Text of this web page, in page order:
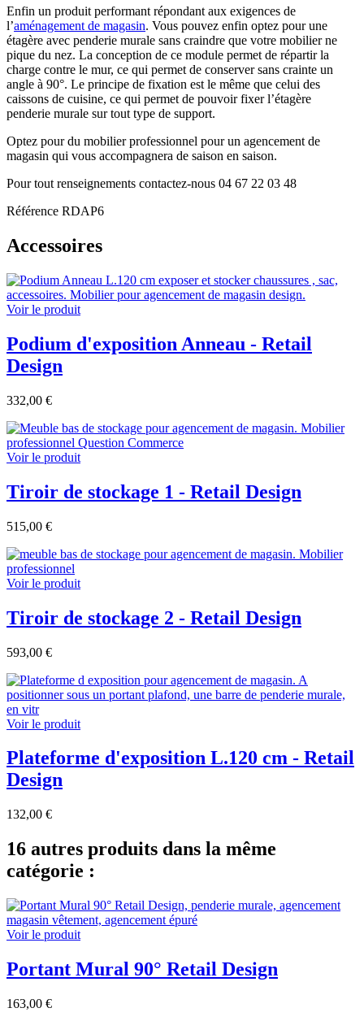
Enfin un produit performant répondant aux exigences de
l’aménagement de magasin. Vous pouvez enfin optez pour une
étagère avec penderie murale sans craindre que votre mobilier ne
pique du nez. La conception de ce module permet de répartir la
charge contre le mur, ce qui permet de conserver sans crainte un
angle à 90°. Le principe de fixation est le même que celui des
caissons de cuisine, ce qui permet de pouvoir fixer l’étagère
penderie murale sur tout type de support.
Optez pour du mobilier professionnel pour un agencement de
magasin qui vous accompagnera de saison en saison.
Pour tout renseignements contactez-nous 04 67 22 03 48
Référence RDAP6
Accessoires
Voir le produit
Podium d'exposition Anneau - Retail
Design
332,00 €
Voir le produit
Tiroir de stockage 1 - Retail Design
515,00 €
Voir le produit
Tiroir de stockage 2 - Retail Design
593,00 €
Voir le produit
Plateforme d'exposition L.120 cm - Retail
Design
132,00 €
16 autres produits dans la même
catégorie :
Voir le produit
Portant Mural 90° Retail Design
163,00 €